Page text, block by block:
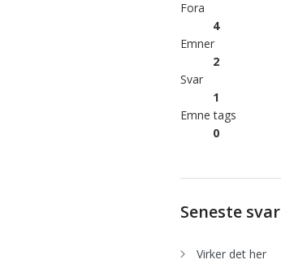
Fora
4
Emner
2
Svar
1
Emne tags
0
Seneste svar
Virker det her